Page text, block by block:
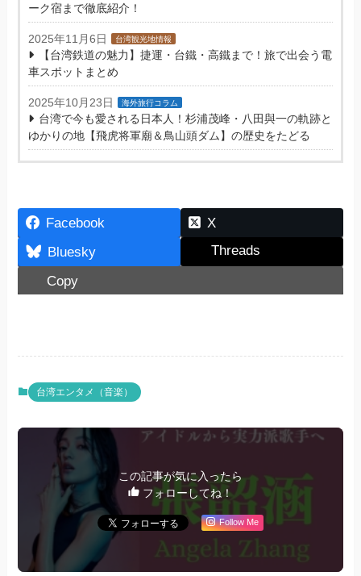
ーク宿まで徹底紹介！
2025年11月6日 台湾観光地情報
【台湾鉄道の魅力】捷運・台鐵・高鐵まで！旅で出会う電
車スポットまとめ
2025年10月23日 海外旅行コラム
台湾で今も愛される日本人！杉浦茂峰・八田與一の軌跡と
ゆかりの地【飛虎将軍廟＆鳥山頭ダム】の歴史をたどる
Facebook
X
Bluesky
Threads
Copy
台湾エンタメ（音楽）
この記事が気に入ったら
フォローしてね！
Follow Me